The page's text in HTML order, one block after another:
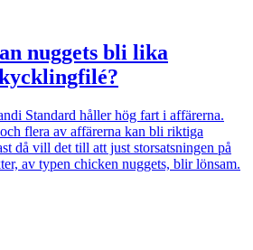
nuggets bli lika
Standard håller hög fart i affärerna.
flera av affärerna kan bli riktiga
då vill det till att just storsatsningen på
av typen chicken nuggets, blir lönsam.